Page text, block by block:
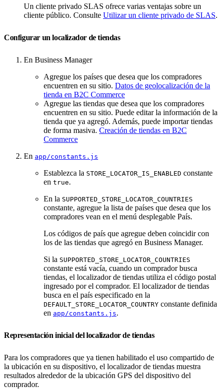
Un cliente privado SLAS ofrece varias ventajas sobre un
cliente público. Consulte Utilizar un cliente privado de SLAS.
Configurar un localizador de tiendas
En Business Manager
Agregue los países que desea que los compradores
encuentren en su sitio. Datos de geolocalización de la
tienda en B2C Commerce
Agregue las tiendas que desea que los compradores
encuentren en su sitio. Puede editar la información de la
tienda que ya agregó. Además, puede importar tiendas
de forma masiva. Creación de tiendas en B2C
Commerce
En app/constants.js
Establezca la STORE_LOCATOR_IS_ENABLED constante
en true.
En la SUPPORTED_STORE_LOCATOR_COUNTRIES
constante, agregue la lista de países que desea que los
compradores vean en el menú desplegable País.
Los códigos de país que agregue deben coincidir con
los de las tiendas que agregó en Business Manager.
Si la SUPPORTED_STORE_LOCATOR_COUNTRIES
constante está vacía, cuando un comprador busca
tiendas, el localizador de tiendas utiliza el código postal
ingresado por el comprador. El localizador de tiendas
busca en el país especificado en la
DEFAULT_STORE_LOCATOR_COUNTRY constante definida
en app/constants.js.
Representación inicial del localizador de tiendas
Para los compradores que ya tienen habilitado el uso compartido de
la ubicación en su dispositivo, el localizador de tiendas muestra
resultados alrededor de la ubicación GPS del dispositivo del
comprador.